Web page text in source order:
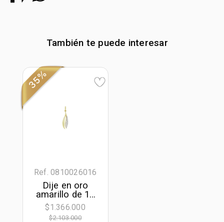
También te puede interesar
35%
Ref. 0810026016
Dije en oro
amarillo de 18
Kilates, Hoja,
con zircones
$1.366.000
$2.103.000